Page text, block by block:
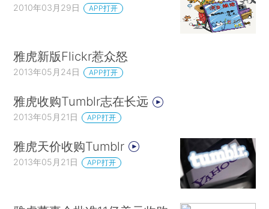
2010年03月29日 APP打开
雅虎新版Flickr惹众怒
2013年05月24日 APP打开
雅虎收购Tumblr志在长远
2013年05月21日 APP打开
雅虎天价收购Tumblr
2013年05月21日 APP打开